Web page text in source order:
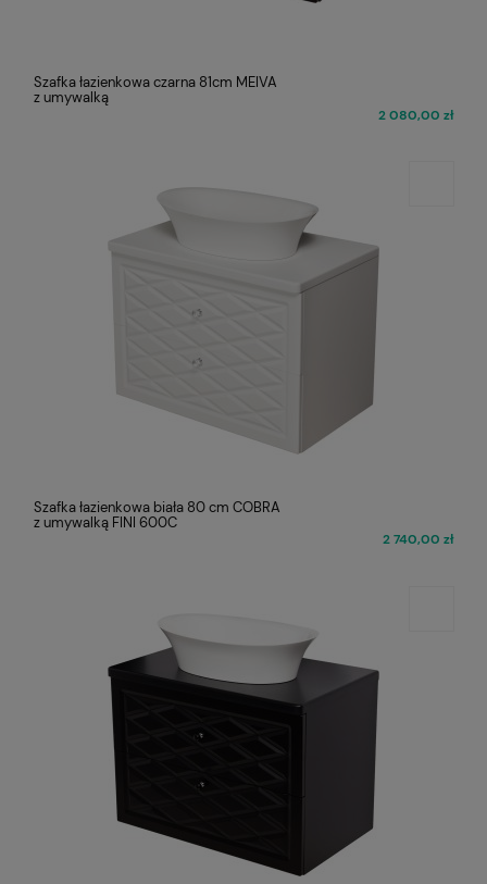
Szafka łazienkowa czarna 81cm MEIVA
z umywalką
2 080,00 zł
Szafka łazienkowa biała 80 cm COBRA
z umywalką FINI 600C
2 740,00 zł